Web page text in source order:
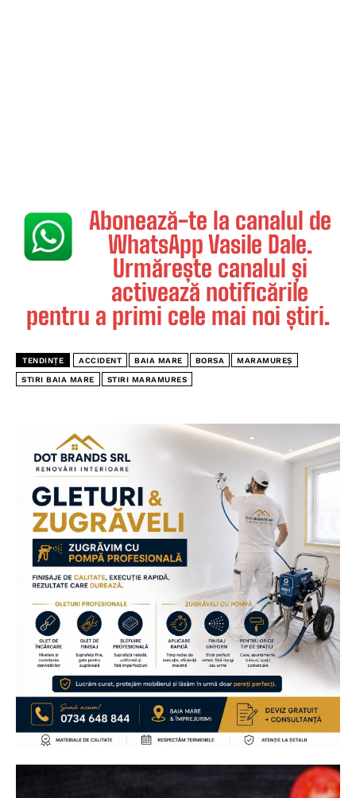
Abonează-te la canalul de
WhatsApp Vasile Dale.
Urmărește canalul și
activează notificările
pentru a primi cele mai noi știri.
TENDINȚE ACCIDENT BAIA MARE BORSA MARAMUREȘ
STIRI BAIA MARE STIRI MARAMURES